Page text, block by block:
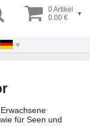
0 Artikel
0.00 €
▾
für Seen und